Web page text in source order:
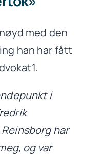
med den
han har fått
i
har
og var